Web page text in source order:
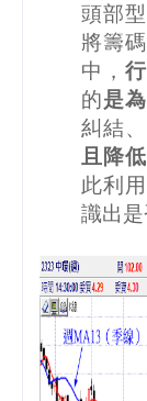
頭部
將籌
中，
的是
糾結
且降低
此利
識出是